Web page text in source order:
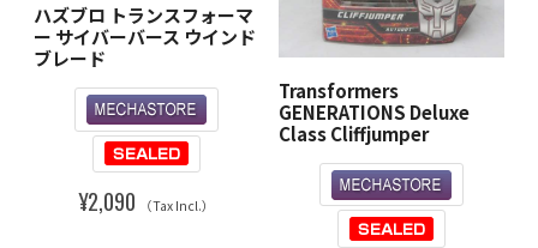
ハズブロ トランスフォーマ
ー サイバーバース ウインド
ブレード
¥2,090 （Tax Incl.）
Transformers
GENERATIONS Deluxe
Class Cliffjumper